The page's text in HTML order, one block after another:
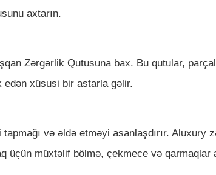
axtarın.
Zərgərlik Qutusuna bax. Bu qutular,
edən xüsusi bir astarla gəlir.
və əldə etməyi asanlaşdırır. Aluxury
üçün müxtəlif bölmə, çekmece və qarmaqlar